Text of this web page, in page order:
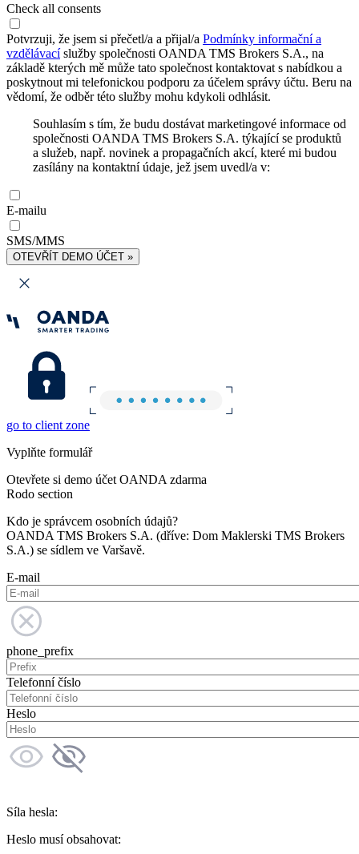
Check all consents
Potvrzuji, že jsem si přečetl/a a přijal/a Podmínky informační a
vzdělávacíslužby společnosti OANDA TMS Brokers S.A., na
základě kterých mě může tato společnost kontaktovat s nabídkou a
poskytnout mi telefonickou podporu za účelem správy účtu. Beru na
vědomí, že odběr této služby mohu kdykoli odhlásit.
Souhlasím s tím, že budu dostávat marketingové informace od
společnosti OANDA TMS Brokers S.A. týkající se produktů
a služeb, např. novinek a propagačních akcí, které mi budou
zasílány na kontaktní údaje, jež jsem uvedl/a v:
E-mailu
SMS/MMS
OTEVŘÍT DEMO ÚČET »
go to client zone
Vyplňte formulář
Otevřete si demo účet OANDA zdarma
Rodo section
Kdo je správcem osobních údajů?
OANDA TMS Brokers S.A. (dříve: Dom Maklerski TMS Brokers
S.A.) se sídlem ve Varšavě.
E-mail
phone_prefix
Telefonní číslo
Heslo
Síla hesla:
Heslo musí obsahovat: